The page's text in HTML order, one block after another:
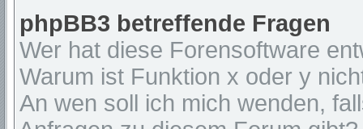
phpBB3 betreffende Fragen
Wer hat diese Forensoftware
Warum ist Funktion x oder y
An wen soll ich mich wenden,